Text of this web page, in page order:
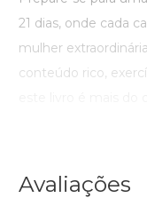
21 dias, onde cada
mulher
conteúdo rico,
Avaliações